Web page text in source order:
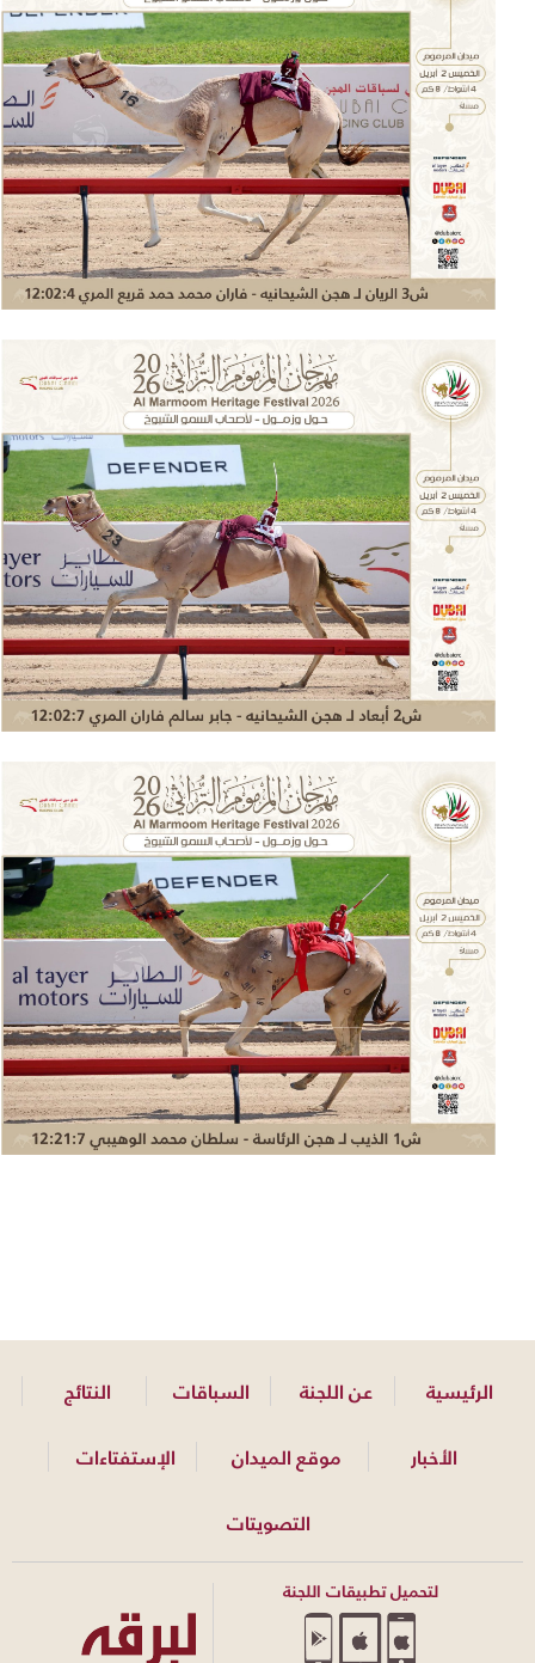
الرئيسية عن اللجنة السباقات
النتائج
الأخبار
موقع الميدان
الإستفتاءات
التصويتات
لتحميل تطبيقات اللجنة